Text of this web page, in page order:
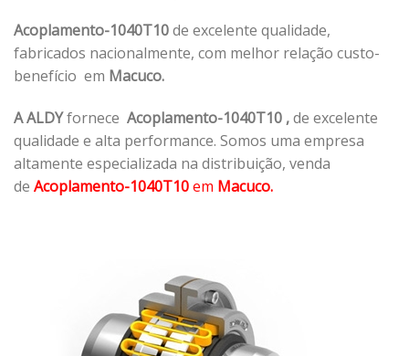
Acoplamento-1040T10de excelente qualidade,
fabricados nacionalmente, com melhor relação custo-
benefício em Macuco.
A ALDYfornece Acoplamento-1040T10 ,de excelente
qualidade e alta performance. Somos uma empresa
altamente especializada na distribuição, venda
de Acoplamento-1040T10em Macuco.